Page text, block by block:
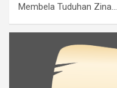
Membela Tuduhan Zina…